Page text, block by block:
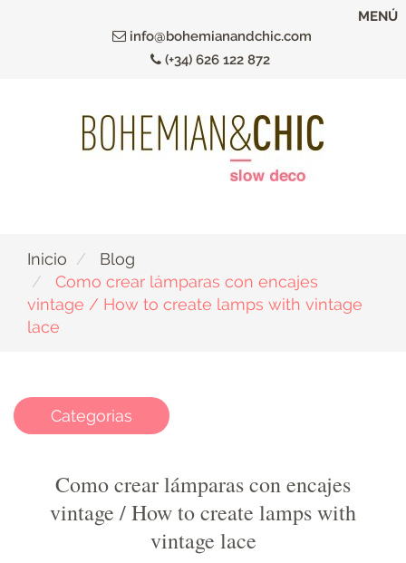
info@bohemianandchic.com
(+34) 626 122 872
MENÚ
Inicio
Blog
Como crear lámparas con encajes
vintage / How to create lamps with vintage
lace
Categorias
Como crear lámparas con encajes
vintage / How to create lamps with
vintage lace